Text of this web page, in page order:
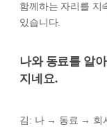
함께하는 자리를 지
있습니다.
나와 동료를 알
지네요.
김: 나 → 동료 → 회